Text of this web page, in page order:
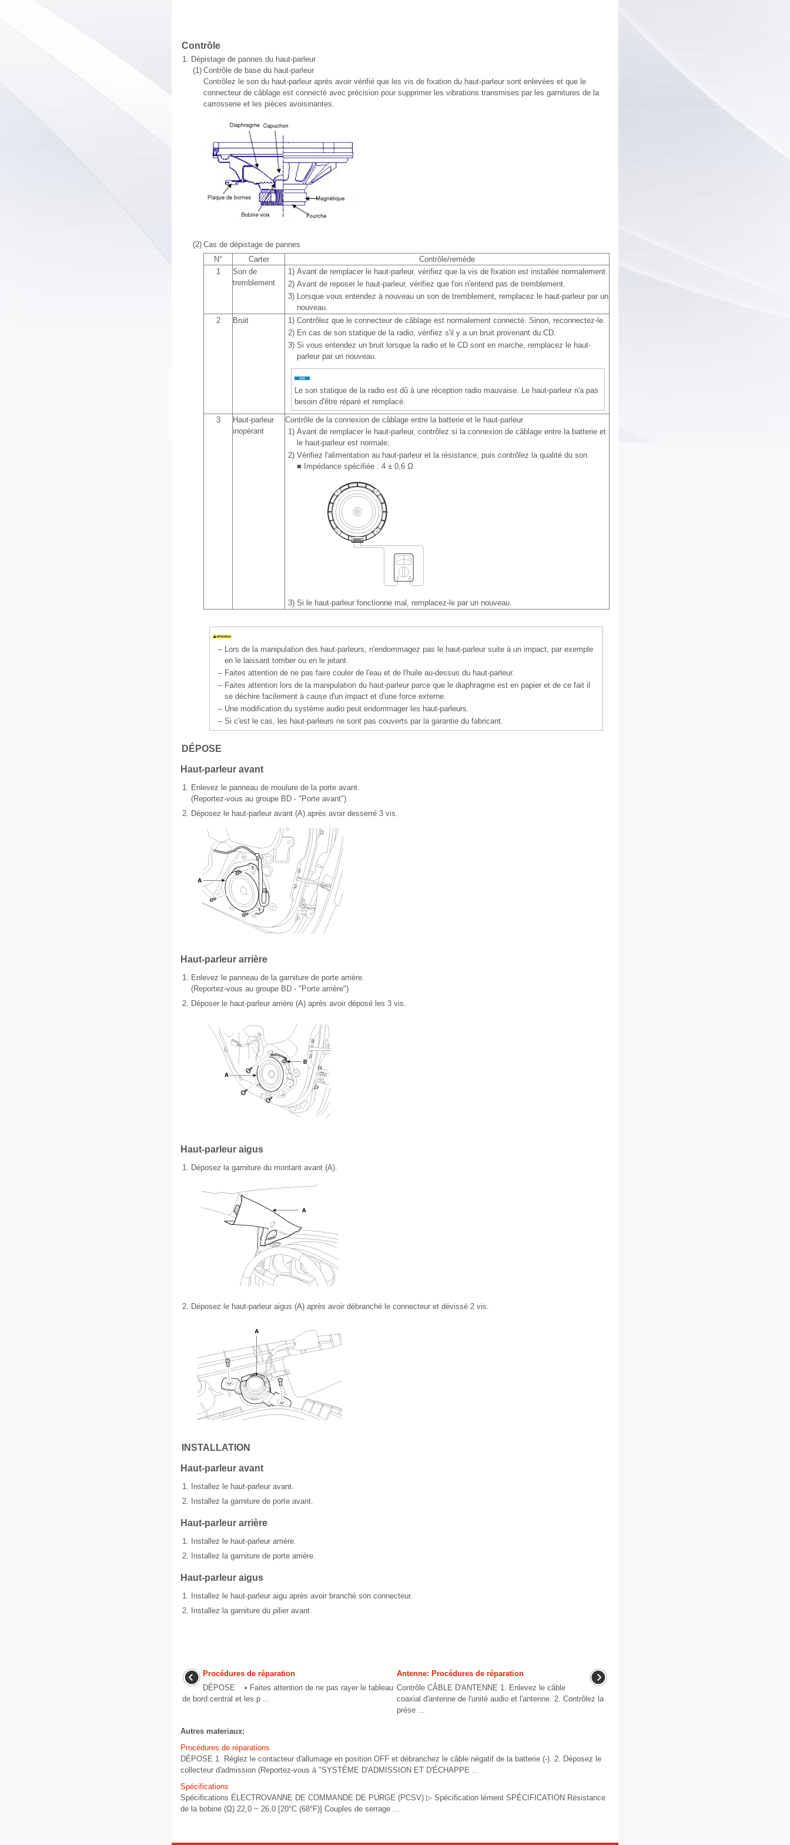
Contrôle
1. Dépistage de pannes du haut-parleur
(1) Contrôle de base du haut-parleur
Contrôlez le son du haut-parleur après avoir vérifié que les vis de fixation du haut-parleur sont enlevées et que le
connecteur de câblage est connecté avec précision pour supprimer les vibrations transmises par les garnitures de la
carrosserie et les pièces avoisinantes.
(2) Cas de dépistage de pannes
N°
Carter
Contrôle/remède
1
Son de
tremblement
1) Avant de remplacer le haut-parleur, vérifiez que la vis de fixation est installée normalement.
2) Avant de reposer le haut-parleur, vérifiez que l′on n'entend pas de tremblement.
3) Lorsque vous entendez à nouveau un son de tremblement, remplacez le haut-parleur par un
nouveau.
2
Bruit 1) Contrôlez que le connecteur de câblage est normalement connecté. Sinon, reconnectez-le.
2) En cas de son statique de la radio, vérifiez s'il y a un bruit provenant du CD.
3) Si vous entendez un bruit lorsque la radio et le CD sont en marche, remplacez le haut-
parleur par un nouveau.
Le son statique de la radio est dû à une réception radio mauvaise. Le haut-parleur n'a pas
besoin d'être réparé et remplacé.
3
Haut-parleur
inopérant
Contrôle de la connexion de câblage entre la batterie et le haut-parleur
1) Avant de remplacer le haut-parleur, contrôlez si la connexion de câblage entre la batterie et
le haut-parleur est normale.
2) Vérifiez l'alimentation au haut-parleur et la résistance, puis contrôlez la qualité du son.
■ Impédance spécifiée : 4 ± 0,6 Ω
3) Si le haut-parleur fonctionne mal, remplacez-le par un nouveau.
– Lors de la manipulation des haut-parleurs, n'endommagez pas le haut-parleur suite à un impact, par exemple
en le laissant tomber ou en le jetant.
– Faites attention de ne pas faire couler de l′eau et de l′huile au-dessus du haut-parleur.
– Faites attention lors de la manipulation du haut-parleur parce que le diaphragme est en papier et de ce fait il
se déchire facilement à cause d'un impact et d'une force externe.
– Une modification du système audio peut endommager les haut-parleurs.
– Si c'est le cas, les haut-parleurs ne sont pas couverts par la garantie du fabricant.
DÉPOSE
Haut-parleur avant
1. Enlevez le panneau de moulure de la porte avant.
(Reportez-vous au groupe BD - "Porte avant")
2. Déposez le haut-parleur avant (A) après avoir desserré 3 vis.
Haut-parleur arrière
1. Enlevez le panneau de la garniture de porte arrière.
(Reportez-vous au groupe BD - "Porte arrière")
2. Déposer le haut-parleur arrière (A) après avoir déposé les 3 vis.
Haut-parleur aigus
1. Déposez la garniture du montant avant (A).
2. Déposez le haut-parleur aigus (A) après avoir débranché le connecteur et dévissé 2 vis.
INSTALLATION
Haut-parleur avant
1.
Installez le haut-parleur avant.
2.
Installez la garniture de porte avant.
Haut-parleur arrière
1.
Installez le haut-parleur arrière.
2.
Installez la garniture de porte arrière.
Haut-parleur aigus
1.
Installez le haut-parleur aigu après avoir branché son connecteur.
2.
Installez la garniture du pilier avant.
Procédures de réparation
DÉPOSE • Faites attention de ne pas rayer le tableau
de bord central et les p ...
Antenne: Procédures de réparation
Contrôle CÂBLE D′ANTENNE 1. Enlevez le câble
coaxial d′antenne de l′unité audio et l′antenne. 2. Contrôlez la
prése ...
Autres materiaux:
Procédures de réparations
DÉPOSE 1. Réglez le contacteur d'allumage en position OFF et débranchez le câble négatif de la batterie (-). 2. Déposez le
collecteur d'admission (Reportez-vous à "SYSTÈME D'ADMISSION ET D'ÉCHAPPE ...
Spécifications
Spécifications ÉLECTROVANNE DE COMMANDE DE PURGE (PCSV) ▷ Spécification lément SPÉCIFICATION Résistance
de la bobine (Ω) 22,0 ~ 26,0 [20°C (68°F)] Couples de serrage ...